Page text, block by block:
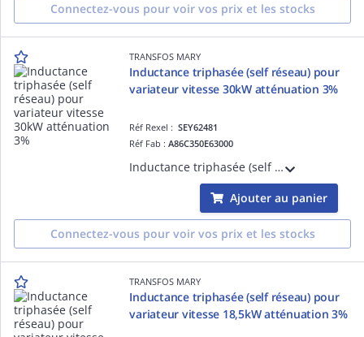
Connectez-vous pour voir vos prix et les stocks
TRANSFOS MARY
Inductance triphasée (self réseau) pour
variateur vitesse 30kW atténuation 3%
Réf Rexel :SEY62481
Réf Fab :A86C350E63000
Inductance triphasée (self de réseau) pour variateur de vitesse 30kW ( Moteur triphasé 380-415V ) - Tx d'atténuation 3% - L=0,47mH - I=63A - Bornes 16mm2 - IP00
Ajouter au panier
Connectez-vous pour voir vos prix et les stocks
TRANSFOS MARY
Inductance triphasée (self réseau) pour
variateur vitesse 18,5kW atténuation 3%